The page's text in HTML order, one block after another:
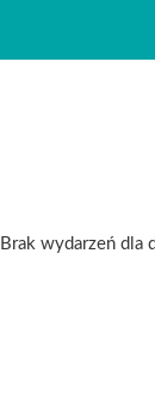
Brak wydarzeń dla